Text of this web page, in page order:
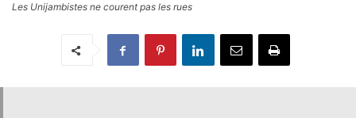
Les Unijambistes ne courent pas les rues